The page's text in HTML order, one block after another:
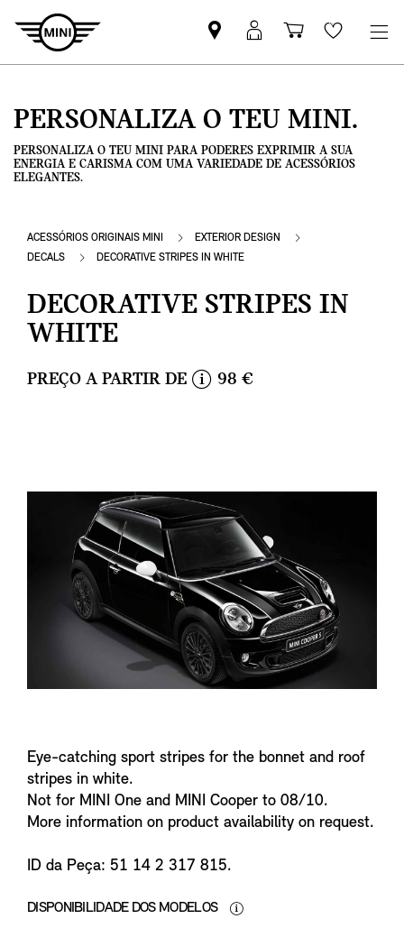
Pesquisar
parceiro
Iniciar
sessão
Carrinho
de
Wishlist
PERSONALIZA O TEU MINI.
PERSONALIZA O TEU MINI PARA PODERES EXPRIMIR A SUA
ENERGIA E CARISMA COM UMA VARIEDADE DE ACESSÓRIOS
ELEGANTES.
ACESSÓRIOS ORIGINAIS MINI
EXTERIOR DESIGN
DECALS
DECORATIVE STRIPES IN WHITE
DECORATIVE STRIPES IN
WHITE
PREÇO A PARTIR DE 98 €
Eye-catching sport stripes for the bonnet and roof
stripes in white.
Not for MINI One and MINI Cooper to 08/10.
More information on product availability on request.
ID da Peça: 51 14 2 317 815.
DISPONIBILIDADE DOS MODELOS